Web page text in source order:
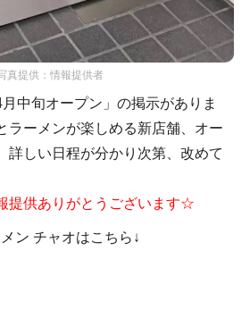
真提供：情報提供者
中旬オープン」の掲示がありま
ラーメンが楽しめる新店舗、オー
詳しい日程が分かり次第、改めて
提供ありがとうございます☆
ン チャオはこちら↓